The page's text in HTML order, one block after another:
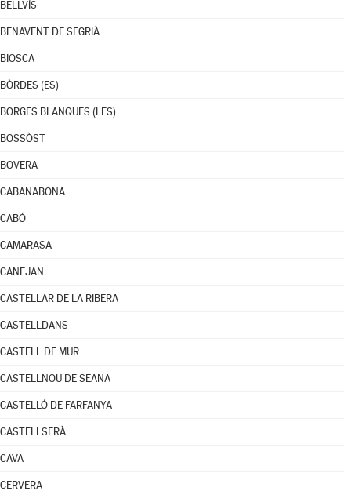
BELLVÍS
BENAVENT DE SEGRIÀ
BIOSCA
BÒRDES (ES)
BORGES BLANQUES (LES)
BOSSÒST
BOVERA
CABANABONA
CABÓ
CAMARASA
CANEJAN
CASTELLAR DE LA RIBERA
CASTELLDANS
CASTELL DE MUR
CASTELLNOU DE SEANA
CASTELLÓ DE FARFANYA
CASTELLSERÀ
CAVA
CERVERA